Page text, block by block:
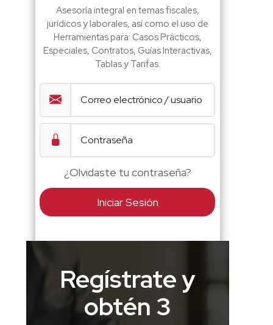
Asesoría integral en temas fiscales,
jurídicos y laborales, así como el uso de
Herramientas para: Casos Prácticos,
Especiales, Contratos, Guías Interactivas,
Tablas y Tarifas.
¿Olvidaste tu contraseña?
Iniciar Sesión
Regístrate y
obtén 3